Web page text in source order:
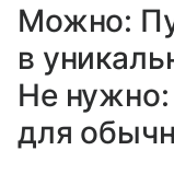
Можно:
в
Не нужно:
для